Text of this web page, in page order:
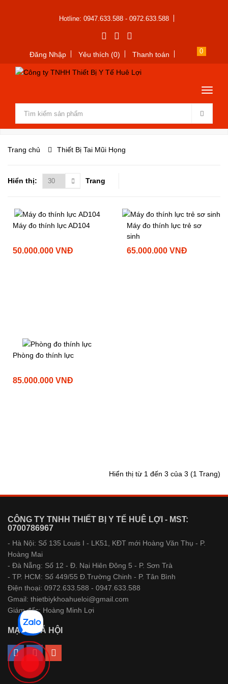
Hotline: 0947.633.588 - 0972.633.588
Đăng Nhập Yêu thích (0) Thanh toán 0
Trang chủ Thiết Bị Tai Mũi Họng
Hiển thị: Trang
Máy đo thính lực AD104
50.000.000 VNĐ
Máy đo thính lực trẻ sơ
sinh
65.000.000 VNĐ
Phòng đo thính lực
85.000.000 VNĐ
Hiển thị từ 1 đến 3 của 3 (1 Trang)
CÔNG TY TNHH THIẾT BỊ Y TẾ HUÊ LỢI - MST:
0700786967
- Hà Nội: Số 135 Louis I - LK51, KĐT mới Hoàng Văn Thụ - P.
Hoàng Mai
- Đà Nẵng: Số 12 - Đ. Nại Hiên Đông 5 - P. Sơn Trà
- TP. HCM: Số 449/55 Đ.Trường Chinh - P. Tân Bình
Điện thoại: 0972.633.588 - 0947.633.588
Gmail: thietbiykhoahueloi@gmail.com
Giám đốc: Hoàng Minh Lợi
MẠNG XÃ HỘI